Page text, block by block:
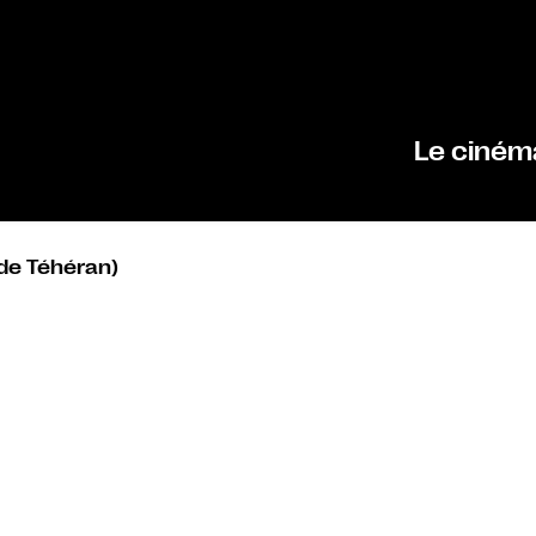
Le
Téhéran)